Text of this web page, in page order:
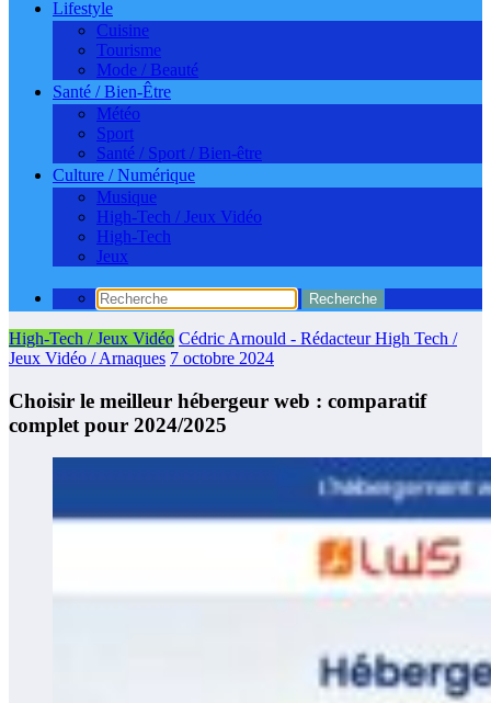
Lifestyle
Cuisine
Tourisme
Mode / Beauté
Santé / Bien-Être
Météo
Sport
Santé / Sport / Bien-être
Culture / Numérique
Musique
High-Tech / Jeux Vidéo
High-Tech
Jeux
High-Tech / Jeux Vidéo Cédric Arnould - Rédacteur High Tech /
Jeux Vidéo / Arnaques 7 octobre 2024
Choisir le meilleur hébergeur web : comparatif
complet pour 2024/2025